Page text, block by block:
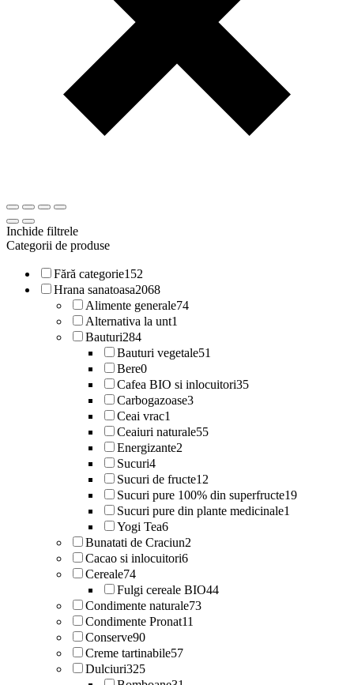
Inchide filtrele
Categorii de produse
Fără categorie152
Hrana sanatoasa2068
Alimente generale74
Alternativa la unt1
Bauturi284
Bauturi vegetale51
Bere0
Cafea BIO si inlocuitori35
Carbogazoase3
Ceai vrac1
Ceaiuri naturale55
Energizante2
Sucuri4
Sucuri de fructe12
Sucuri pure 100% din superfructe19
Sucuri pure din plante medicinale1
Yogi Tea6
Bunatati de Craciun2
Cacao si inlocuitori6
Cereale74
Fulgi cereale BIO44
Condimente naturale73
Condimente Pronat11
Conserve90
Creme tartinabile57
Dulciuri325